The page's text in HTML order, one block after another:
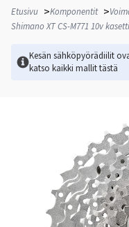
Etusivu >Komponentit >
Shimano XT CS-M771 10v kasetti
Kesän sähköpyörädiilit
katso kaikki mallittästä